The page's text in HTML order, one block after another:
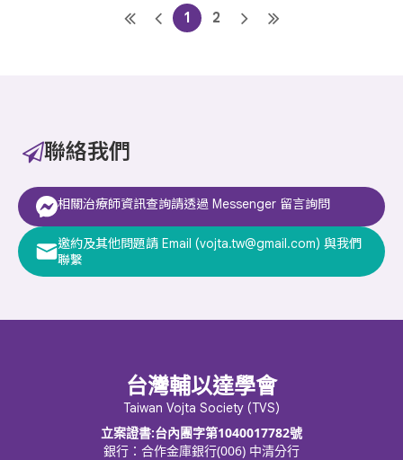
1 2
聯絡我們
相關治療師資訊查詢請透過 Messenger 留言詢問
邀約及其他問題請 Email (vojta.tw@gmail.com) 與我們
聯繫
台灣輔以達學會
Taiwan Vojta Society (TVS)
立案證書:台內團字第1040017782號
銀行：合作金庫銀行(006) 中清分行